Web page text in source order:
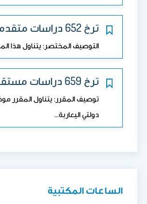
ترخ 652 دراسات متقدمة في التاريخ الاقتصادي والاجتماعي.
التوصيف المختصر: يتناول هذا
ترخ 659 دراسات مستقلة في دراسات الجزيرة العربية الحديث والمعاصر.
دولتي اليعاربة…
الساعات المكتبية